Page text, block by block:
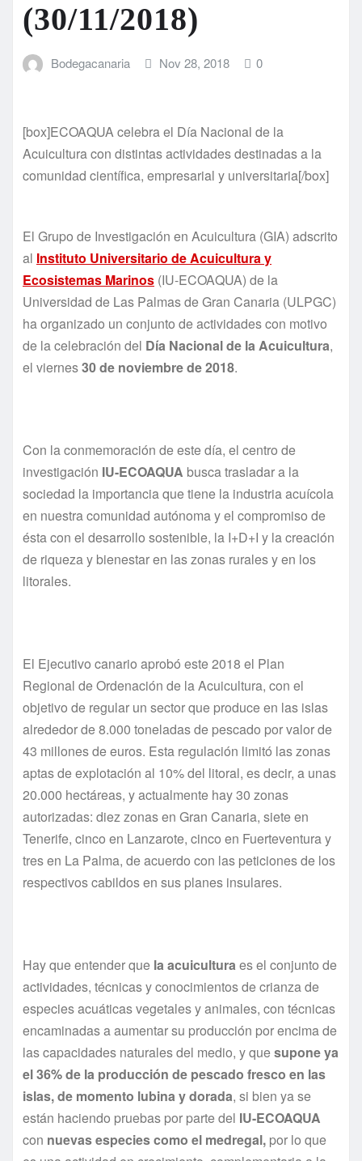
(30/11/2018)
Bodegacanaria Nov 28, 2018 0
[box]ECOAQUA celebra el Día Nacional de la
Acuicultura con distintas actividades destinadas a la
comunidad científica, empresarial y universitaria[/box]
El Grupo de Investigación en Acuicultura (GIA) adscrito
al Instituto Universitario de Acuicultura y
Ecosistemas Marinos (IU-ECOAQUA) de la
Universidad de Las Palmas de Gran Canaria (ULPGC)
ha organizado un conjunto de actividades con motivo
de la celebración del Día Nacional de la Acuicultura,
el viernes30 de noviembre de 2018.
Con la conmemoración de este día, el centro de
investigación IU-ECOAQUA busca trasladar a la
sociedad la importancia que tiene la industria acuícola
en nuestra comunidad autónoma y el compromiso de
ésta con el desarrollo sostenible, la I+D+I y la creación
de riqueza y bienestar en las zonas rurales y en los
litorales.
El Ejecutivo canario aprobó este 2018 el Plan
Regional de Ordenación de la Acuicultura, con el
objetivo de regular un sector que produce en las islas
alrededor de 8.000 toneladas de pescado por valor de
43 millones de euros. Esta regulación limitó las zonas
aptas de explotación al 10% del litoral, es decir, a unas
20.000 hectáreas, y actualmente hay 30 zonas
autorizadas: diez zonas en Gran Canaria, siete en
Tenerife, cinco en Lanzarote, cinco en Fuerteventura y
tres en La Palma, de acuerdo con las peticiones de los
respectivos cabildos en sus planes insulares.
Hay que entender que la acuiculturaes el conjunto de
actividades, técnicas y conocimientos de crianza de
especies acuáticas vegetales y animales, con técnicas
encaminadas a aumentar su producción por encima de
las capacidades naturales del medio, y quesupone ya
el 36% de la producción de pescado fresco en las
islas, de momento lubina y dorada, si bien ya se
están haciendo pruebas por parte del IU-ECOAQUA
con nuevas especies como el medregal, por lo que